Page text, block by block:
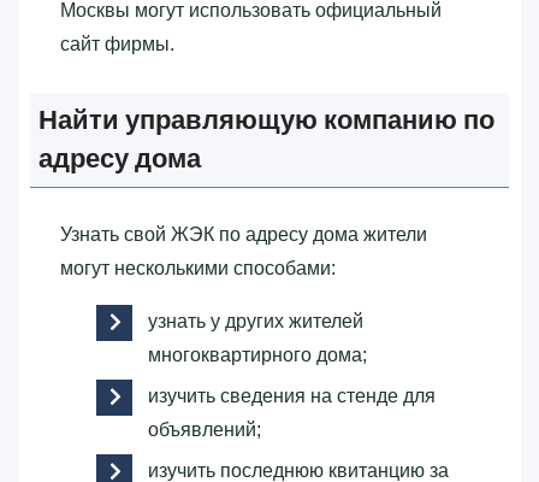
Москвы могут использовать официальный
сайт фирмы.
Найти управляющую компанию по
адресу дома
Узнать свой ЖЭК по адресу дома жители
могут несколькими способами:
узнать у других жителей
многоквартирного дома;
изучить сведения на стенде для
объявлений;
изучить последнюю квитанцию за